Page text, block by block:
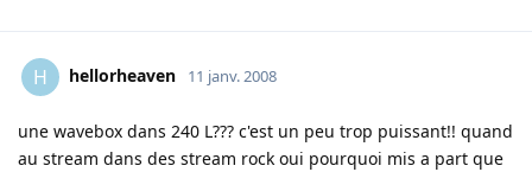
H hellorheaven 11 janv. 2008
une wavebox dans 240 L??? c'est un peu trop puissant!! quand
au stream dans des stream rock oui pourquoi mis a part que